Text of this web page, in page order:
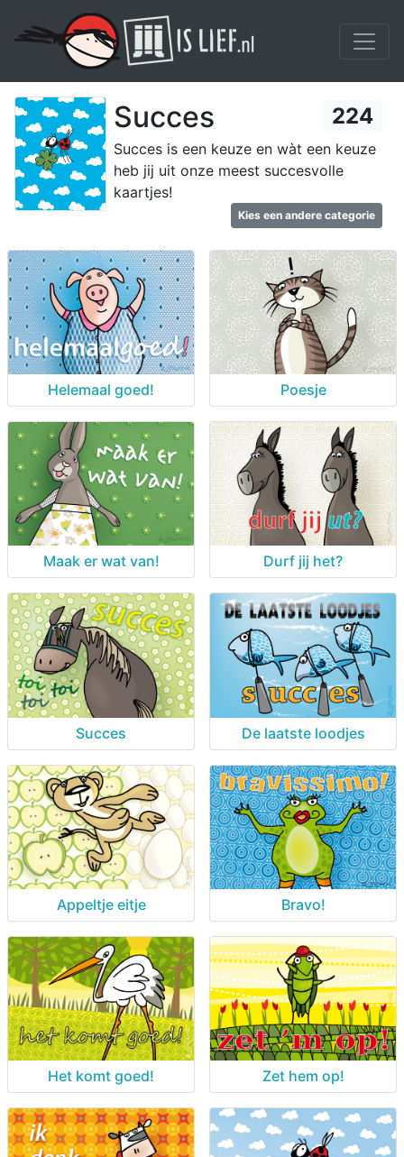
Succes 224
Succes is een keuze en wàt een keuze
heb jij uit onze meest succesvolle
kaartjes!
Kies een andere categorie
Helemaal goed! Poesje
Maak er wat van! Durf jij het?
Succes De laatste loodjes
Appeltje eitje Bravo!
Het komt goed! Zet hem op!